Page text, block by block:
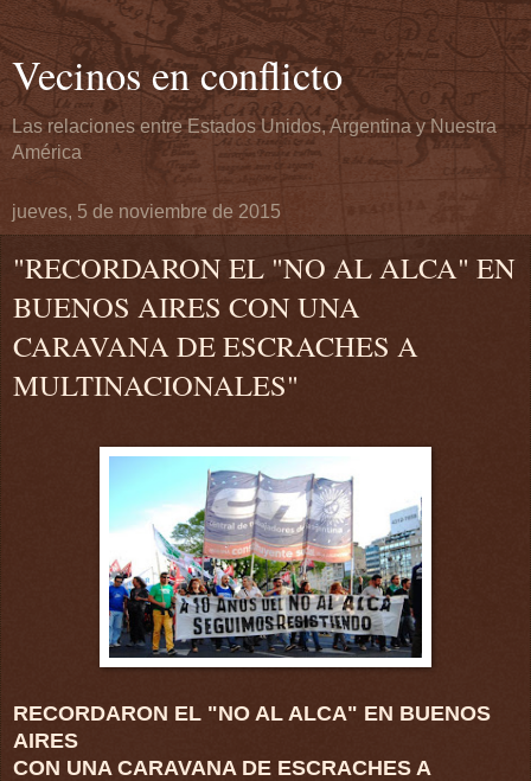
Vecinos en conflicto
Las relaciones entre Estados Unidos, Argentina y Nuestra
América
jueves, 5 de noviembre de 2015
"RECORDARON EL "NO AL ALCA" EN
BUENOS AIRES CON UNA
CARAVANA DE ESCRACHES A
MULTINACIONALES"
RECORDARON EL "NO AL ALCA" EN BUENOS
AIRES
CON UNA CARAVANA DE ESCRACHES A